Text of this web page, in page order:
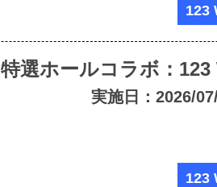
123
特選ホールコラボ：
実施日：2026/
123